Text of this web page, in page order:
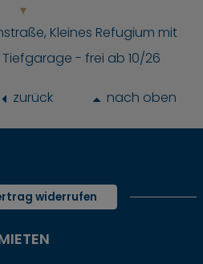
Kleines Refugium mit
- frei ab 10/26
zurück nach oben
widerrufen